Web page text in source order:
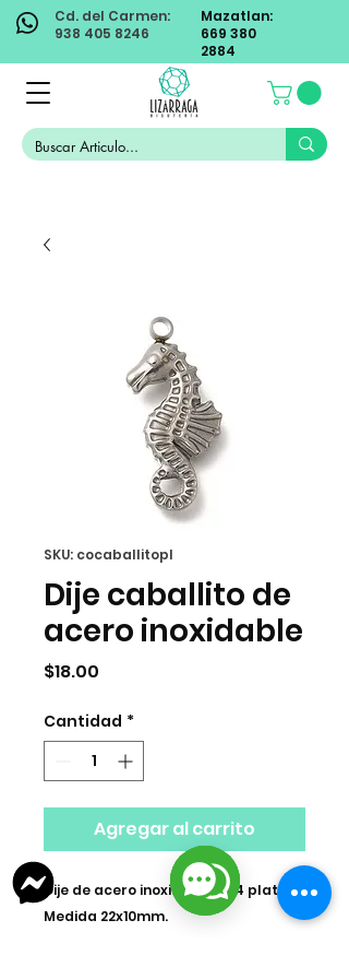
Cd. del Carmen:
938 405 8246
Mazatlan:
669 380
2884
SKU: cocaballitopl
Dije caballito de
acero inoxidable
$18.00
Cantidad *
Agregar al carrito
Dije de acero inoxidable 304 plata,
Medida 22x10mm.